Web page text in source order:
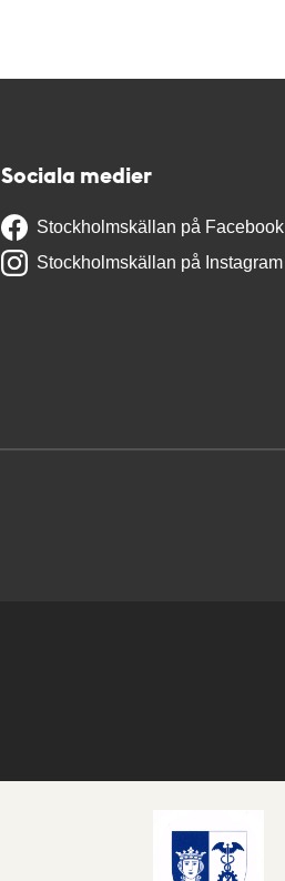
Sociala medier
Stockholmskällan på Facebook
Stockholmskällan på Instagram